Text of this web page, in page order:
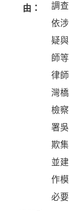
由：
調
依
疑
師
律
灣
檢
署
欺
並
作
必